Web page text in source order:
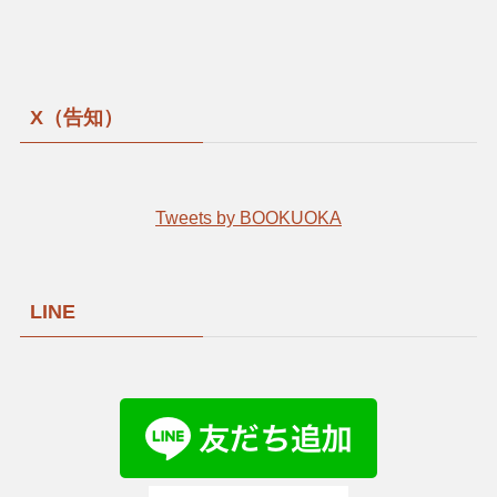
X（告知）
Tweets by BOOKUOKA
LINE